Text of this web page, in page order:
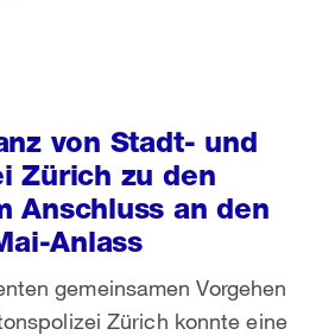
von Stadt- und
Zürich zu den
Anschluss an den
Anlass
gemeinsamen Vorgehen
Zürich konnte eine